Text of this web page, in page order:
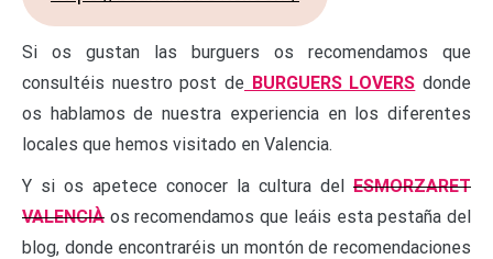
Si os gustan las burguers os recomendamos que
consultéis nuestro post de BURGUERS LOVERS donde
os hablamos de nuestra experiencia en los diferentes
locales que hemos visitado en Valencia.
Y si os apetece conocer la cultura del ESMORZARET
VALENCIÀ os recomendamos que leáis esta pestaña del
blog, donde encontraréis un montón de recomendaciones